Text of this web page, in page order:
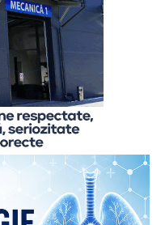
de care are atâta
Președinte
Copiii România
2026 a proiectului
granițe”, finanțat de
Pretutindeni și adresat
străinătate. Proiectul
multianuală cu același
concept, o serie de
rămași în țară și familiile